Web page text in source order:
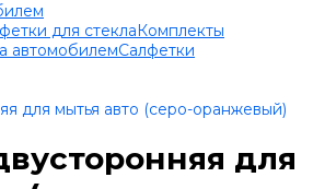
для стеклаКомплекты
автомобилемСалфетки
для мытья авто (серо-оранжевый)
для